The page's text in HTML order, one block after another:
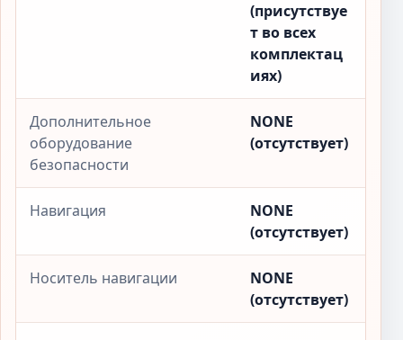
(присутствуе
т во всех
комплектац
иях)
Дополнительное
оборудование
безопасности
NONE
(отсутствует)
Навигация
NONE
(отсутствует)
Носитель навигации
NONE
(отсутствует)